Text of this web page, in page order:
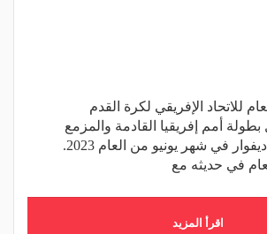
للاتحاد الإفريقي لكرة القدم
بطولة أمم إفريقيا القادمة والمزمع
انطلاقها في كوت ديفوار في شهر يونيو من العام 2023.
في حديثه مع
اقرأ المزيد